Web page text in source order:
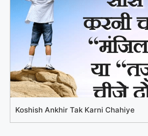
Koshish Ankhir Tak Karni Chahiye